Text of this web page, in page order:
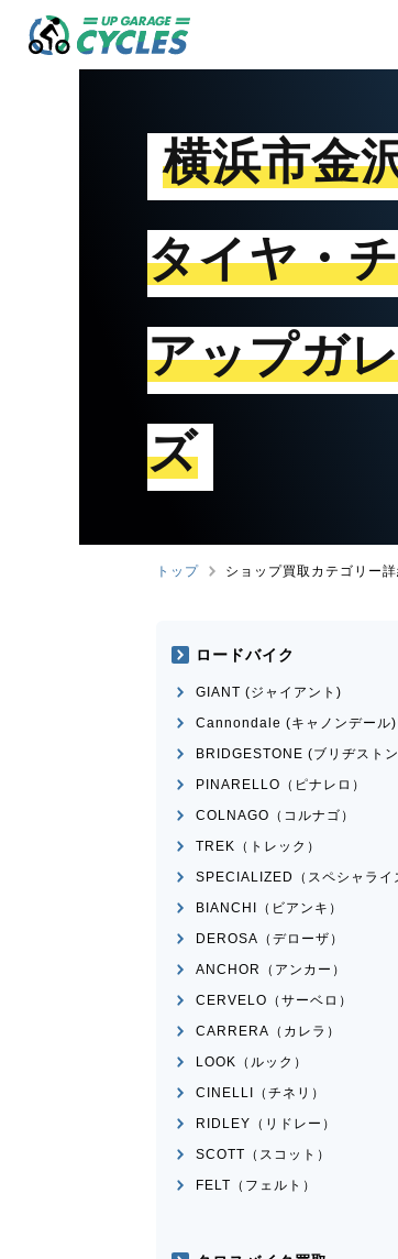
横浜市金
タイヤ・
アップガ
ズ
トップ ショップ買取カテゴリー詳
ロードバイク
GIANT (ジャイアント)
Cannondale (キャノンデール)
BRIDGESTONE (ブリヂスト
PINARELLO（ピナレロ）
COLNAGO（コルナゴ）
TREK（トレック）
SPECIALIZED（スペシャライ
BIANCHI（ビアンキ）
DEROSA（デローザ）
ANCHOR（アンカー）
CERVELO（サーベロ）
CARRERA（カレラ）
LOOK（ルック）
CINELLI（チネリ）
RIDLEY（リドレー）
SCOTT（スコット）
FELT（フェルト）